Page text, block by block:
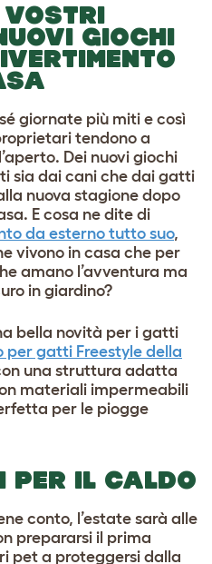
GIOCHI
giornate più miti e così
tendono a
Dei nuovi giochi
sia dai cani che dai gatti
nuova stagione dopo
E cosa ne dite di
da esterno tutto suo,
vivono in casa che per
amano l’avventura ma
in giardino?
bella novità per i gatti
per gatti Freestyle della
una struttura adatta
materiali impermeabili
per le piogge
PER IL CALDO
conto, l’estate sarà alle
prepararsi il prima
pet a proteggersi dalla